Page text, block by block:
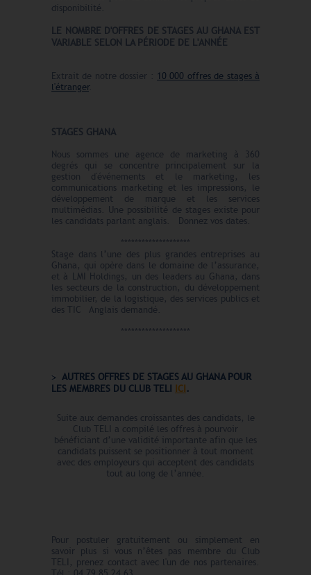
disponibilité.
LE NOMBRE D'OFFRES DE STAGES AU GHANA EST
VARIABLE SELON LA PÉRIODE DE L'ANNÉE
Extrait de notre dossier : 10 000 offres de stages à
l'étranger.
STAGES GHANA
Nous sommes une agence de marketing à 360
degrés qui se concentre principalement sur la
gestion d'événements et le marketing, les
communications marketing et les impressions, le
développement de marque et les services
multimédias. Une possibilité de stages existe pour
les candidats parlant anglais. Donnez vos dates.
Stage dans l’une des plus grandes entreprises au
Ghana, qui opère dans le domaine de l’assurance,
et à LMI Holdings, un des leaders au Ghana, dans
les secteurs de la construction, du développement
immobilier, de la logistique, des services publics et
des TIC Anglais demandé.
AUTRES OFFRES DE STAGES AU GHANA POUR
LES MEMBRES DU CLUB TELI ICI.
Suite aux demandes croissantes des candidats, le
Club TELI a compilé les offres à pourvoir
bénéficiant d’une validité importante afin que les
candidats puissent se positionner à tout moment
avec des employeurs qui acceptent des candidats
tout au long de l’année.
Pour postuler gratuitement ou simplement en
savoir plus si vous n’êtes pas membre du Club
TELI, prenez contact avec l'un de nos partenaires.